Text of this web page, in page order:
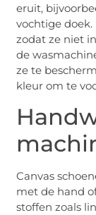
eruit,
vochtige doek.
zodat ze niet
de
ze te
kleur om te
Canvas
met de hand
stoffen zoals